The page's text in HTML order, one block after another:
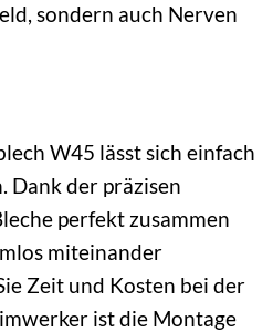
sondern auch Nerven
W45 lässt sich einfach
Dank der präzisen
perfekt zusammen
miteinander
Zeit und Kosten bei der
ist die Montage